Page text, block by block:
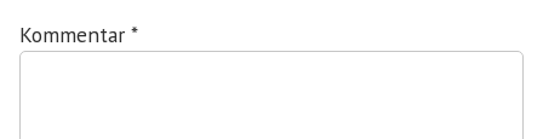
Kommentar *